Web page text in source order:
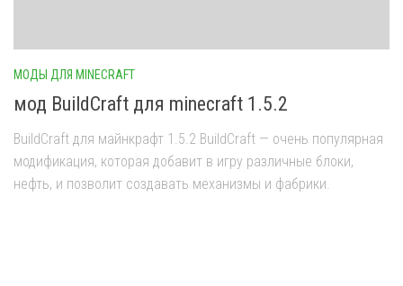
МОДЫ ДЛЯ MINECRAFT
мод BuildCraft для minecraft 1.5.2
BuildCraft для майнкрафт 1.5.2 BuildCraft — очень популярная
модификация, которая добавит в игру различные блоки,
нефть, и позволит создавать механизмы и фабрики.